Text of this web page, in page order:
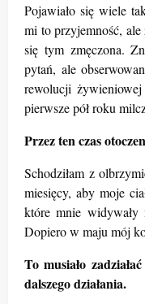
Pojawiało się wiele
mi to przyjemność,
się tym zmęczona.
pytań, ale
rewolucji
pierwsze pół roku
Przez ten czas
Schodziłam z
miesięcy, aby moje
które mnie widywały
Dopiero w maju mój
To musiało
dalszego działania.